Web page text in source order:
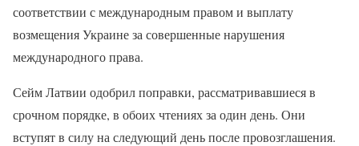
соответствии с международным правом и выплату
возмещения Украине за совершенные нарушения
международного права.
Сейм Латвии одобрил поправки, рассматривавшиеся в
срочном порядке, в обоих чтениях за один день. Они
вступят в силу на следующий день после провозглашения.